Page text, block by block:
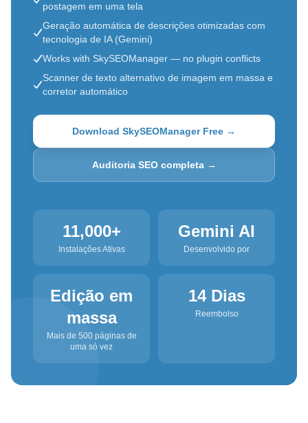
postagem em uma tela
Geração automática de descrições otimizadas com
tecnologia de IA (Gemini)
Works with SkySEOManager — no plugin conflicts
Scanner de texto alternativo de imagem em massa e
corretor automático
Download SkySEOManager Free →
Auditoria SEO completa →
11,000+
Instalações Ativas
Gemini AI
Desenvolvido por
Edição em
massa
Mais de 500 páginas de
uma só vez
14 Dias
Reembolso